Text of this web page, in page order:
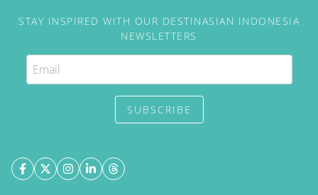
STAY INSPIRED WITH OUR DESTINASIAN INDONESIA
NEWSLETTERS
SUBSCRIBE